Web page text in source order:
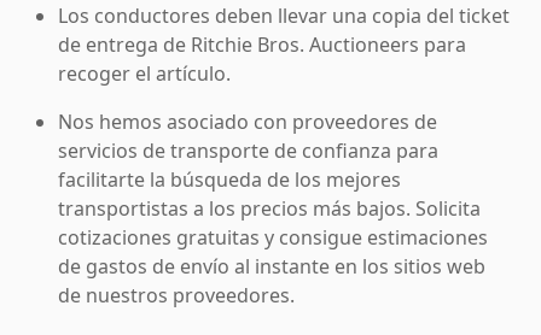
Los conductores deben llevar una copia del ticket
de entrega de Ritchie Bros. Auctioneers para
recoger el artículo.
Nos hemos asociado con proveedores de
servicios de transporte de confianza para
facilitarte la búsqueda de los mejores
transportistas a los precios más bajos. Solicita
cotizaciones gratuitas y consigue estimaciones
de gastos de envío al instante en los sitios web
de nuestros proveedores.